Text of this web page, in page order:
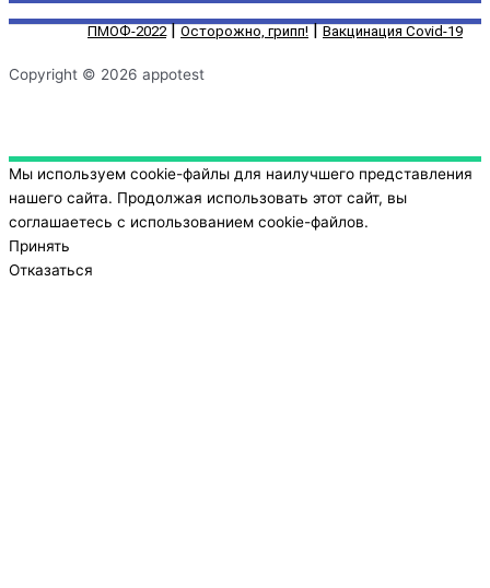
ПМОФ-2022|Осторожно, грипп!|Вакцинация Covid-19
Copyright © 2026 appotest
Мы используем cookie-файлы для наилучшего представления
нашего сайта. Продолжая использовать этот сайт, вы
соглашаетесь с использованием cookie-файлов.
Принять
Отказаться